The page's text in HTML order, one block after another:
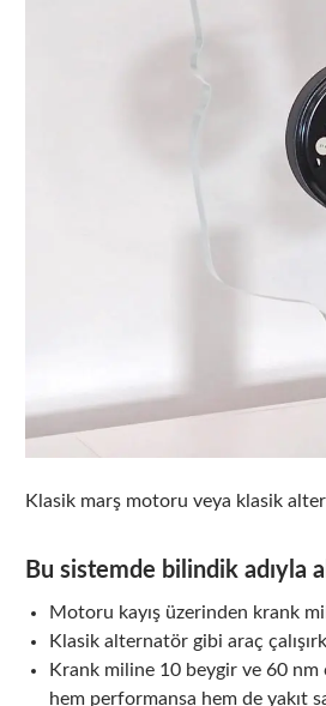
Klasik marş motoru veya klasik
Bu sistemde bilindik adıyla
Motoru kayış üzerinden krank
Klasik alternatör gibi araç
Krank miline 10 beygir ve 60 nm
hem performansa hem de yakıt